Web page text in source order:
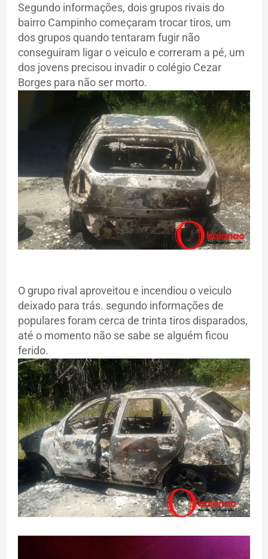
Segundo informações, dois grupos rivais do
bairro Campinho começaram trocar tiros, um
dos grupos quando tentaram fugir não
conseguiram ligar o veiculo e correram a pé, um
dos jovens precisou invadir o colégio Cezar
Borges para não ser morto.
O grupo rival aproveitou e incendiou o veiculo
deixado para trás. segundo informações de
populares foram cerca de trinta tiros disparados,
até o momento não se sabe se alguém ficou
ferido.